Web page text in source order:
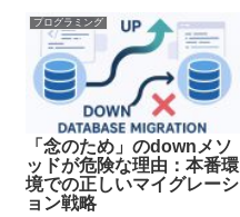
プログラミング
「念のため」のdownメソ
ッドが危険な理由：本番環
境での正しいマイグレーシ
ョン戦略